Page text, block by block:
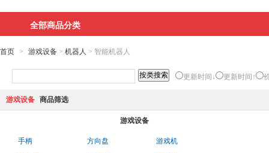
全部商品分类
首页 > 游戏设备 > 机器人 > 智能机器人
更新时间↓ 更新时间↑
游戏设备 商品筛选
游戏设备
手柄 方向盘 游戏机